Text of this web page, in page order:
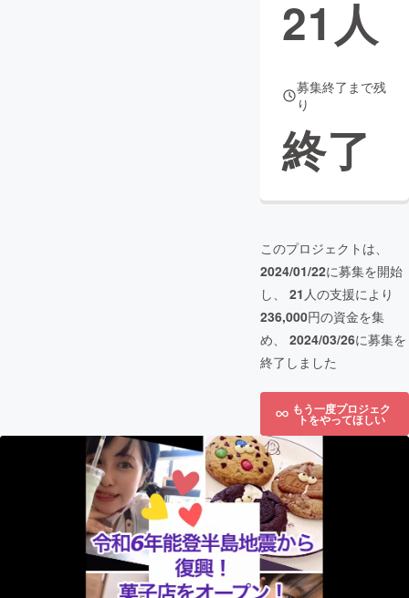
21 人
募集終了まで残
り
終了
このプロジェクトは、
2024/01/22に募集を開始
し、 21 人の支援により
236,000円の資金を集
め、 2024/03/26に募集を
終了しました
もう一度プロジェク
トをやってほしい